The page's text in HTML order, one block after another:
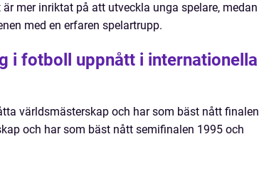
mer inriktat på att utveckla unga spelare, medan
med en erfaren spelartrupp.
i fotboll uppnått i internationella
världsmästerskap och har som bäst nått finalen
och har som bäst nått semifinalen 1995 och